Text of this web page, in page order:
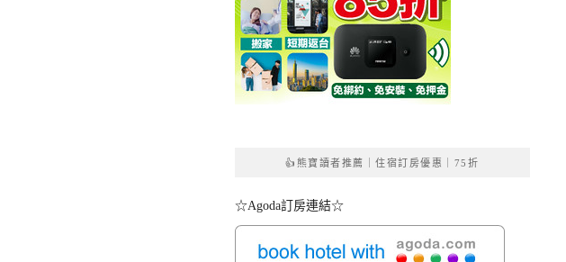
👍熊寶讀者推薦｜住宿訂房優惠｜75折
☆Agoda訂房連結☆